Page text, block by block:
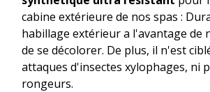
cabine extérieure de nos spas :
habillage extérieur a l'avantage de
de se décolorer. De plus, il n'est
attaques d'insectes xylophages, ni
rongeurs.